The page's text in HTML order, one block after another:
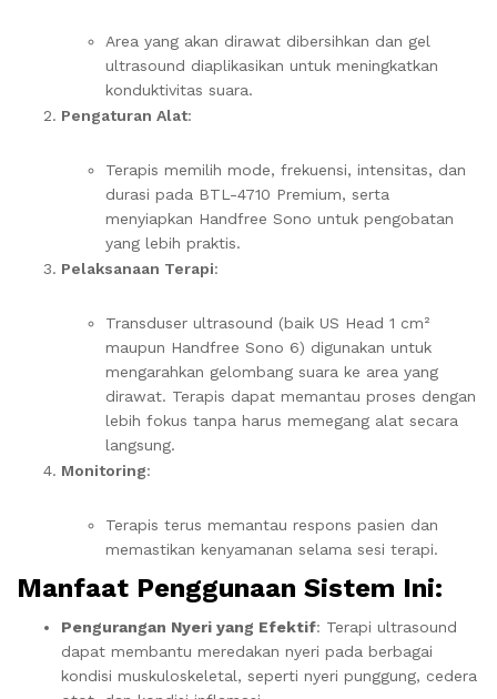
Area yang akan dirawat dibersihkan dan gel
ultrasound diaplikasikan untuk meningkatkan
konduktivitas suara.
Pengaturan Alat:
Terapis memilih mode, frekuensi, intensitas, dan
durasi pada BTL-4710 Premium, serta
menyiapkan Handfree Sono untuk pengobatan
yang lebih praktis.
Pelaksanaan Terapi:
Transduser ultrasound (baik US Head 1 cm²
maupun Handfree Sono 6) digunakan untuk
mengarahkan gelombang suara ke area yang
dirawat. Terapis dapat memantau proses dengan
lebih fokus tanpa harus memegang alat secara
langsung.
Monitoring:
Terapis terus memantau respons pasien dan
memastikan kenyamanan selama sesi terapi.
Manfaat Penggunaan Sistem Ini:
Pengurangan Nyeri yang Efektif: Terapi ultrasound
dapat membantu meredakan nyeri pada berbagai
kondisi muskuloskeletal, seperti nyeri punggung, cedera